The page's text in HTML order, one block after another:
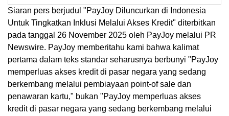
Siaran pers berjudul "PayJoy Diluncurkan di Indonesia
Untuk Tingkatkan Inklusi Melalui Akses Kredit" diterbitkan
pada tanggal 26 November 2025 oleh PayJoy melalui PR
Newswire. PayJoy memberitahu kami bahwa kalimat
pertama dalam teks standar seharusnya berbunyi "PayJoy
memperluas akses kredit di pasar negara yang sedang
berkembang melalui pembiayaan point-of sale dan
penawaran kartu," bukan "PayJoy memperluas akses
kredit di pasar negara yang sedang berkembang melalui